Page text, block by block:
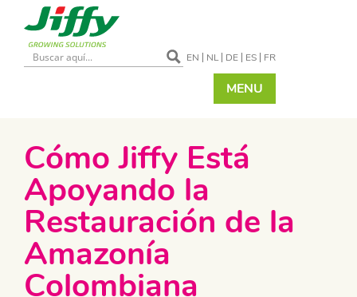
EN NL DE ES FR
MENU
Cómo Jiffy Está
Apoyando la
Restauración de la
Amazonía
Colombiana